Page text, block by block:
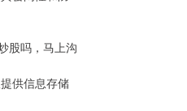
股吗，马上沟
供信息存储